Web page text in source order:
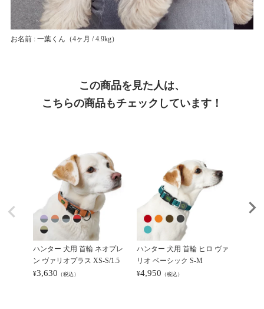
お名前 : 一葉くん （4ヶ月 / 4.9kg）
この商品を見た人は、
こちらの商品もチェックしています！
ハンター 犬用 首輪 ネオプレ
ン ヴァリオプラス XS-S/1.5
¥3,630 （税込）
ハンター 犬用 首輪 ヒロ ヴァ
リオ ベーシック S-M
¥4,950 （税込）